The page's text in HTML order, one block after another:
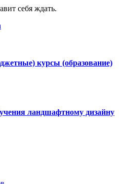
себя ждать.
курсы (образование)
ландшафтному дизайну